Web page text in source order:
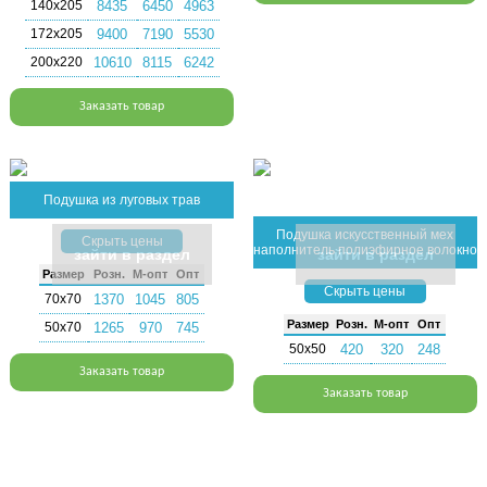
140х205 8435 6450 4963
172х205 9400 7190 5530
200х220 10610 8115 6242
Заказать товар
Подушка из луговых трав
зайти в раздел
Скрыть цены
Раз­мер Розн. М-опт Опт
70х70 1370 1045 805
50х70 1265 970 745
Заказать товар
Подушка искусственный мех
наполнитель полиэфирное волокно
зайти в раздел
Скрыть цены
Раз­мер Розн. М-опт Опт
50х50 420 320 248
Заказать товар